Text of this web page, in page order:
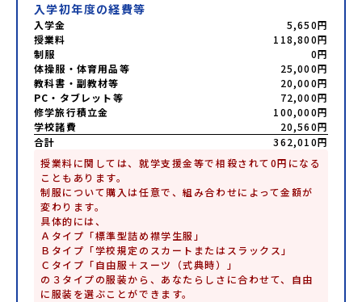
入学初年度の経費等
入学金
5,650円
授業料
118,800円
制服
0円
体操服・体育用品等
25,000円
教科書・副教材等
20,000円
PC・タブレット等
72,000円
修学旅行積立金
100,000円
学校諸費
20,560円
合計
362,010円
授業料に関しては、就学支援金等で相殺されて0円になる
こともあります。
制服について購入は任意で、組み合わせによって金額が
変わります。
具体的には、
Ａタイプ「標準型詰め襟学生服」
Ｂタイプ「学校規定のスカートまたはスラックス」
Ｃタイプ「自由服＋スーツ（式典時）」
の３タイプの服装から、あなたらしさに合わせて、自由
に服装を選ぶことができます。